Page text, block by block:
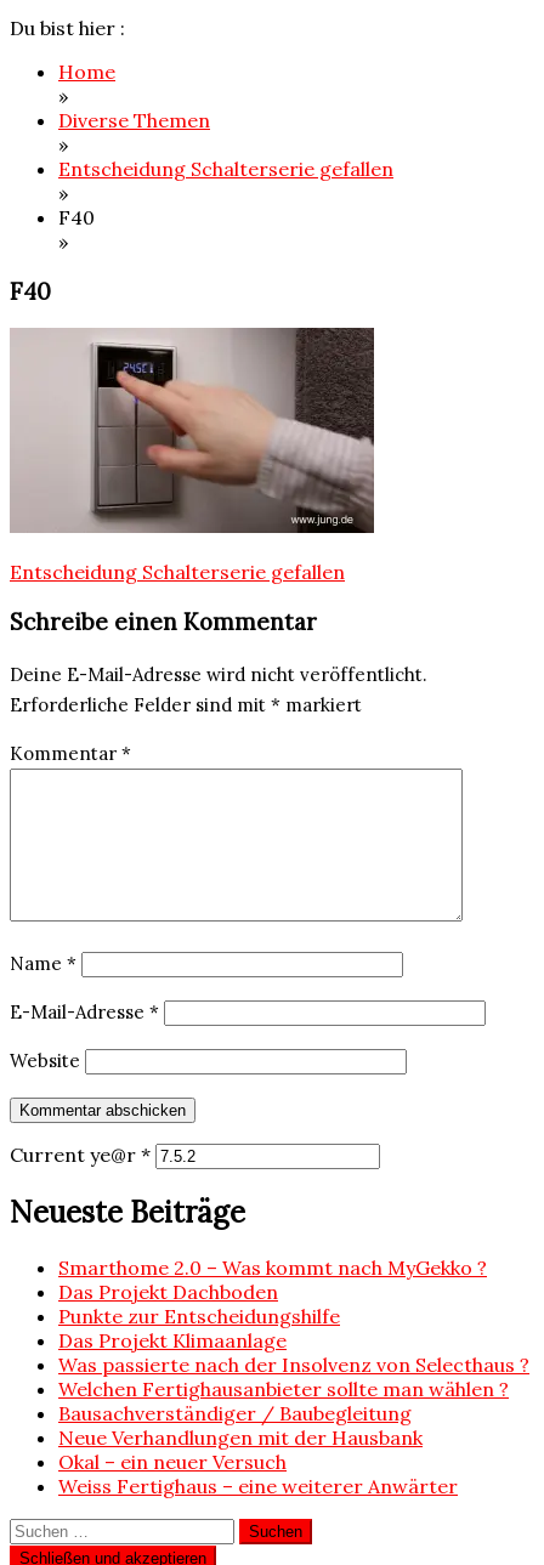
Du bist hier :
Home
»
Diverse Themen
»
Entscheidung Schalterserie gefallen
»
F40
»
F40
Beitragsnavigation
Entscheidung Schalterserie gefallen
Schreibe einen Kommentar
Deine E-Mail-Adresse wird nicht veröffentlicht.
Erforderliche Felder sind mit * markiert
Kommentar *
Name *
E-Mail-Adresse *
Website
Current ye@r *
Neueste Beiträge
Smarthome 2.0 – Was kommt nach MyGekko ?
Das Projekt Dachboden
Punkte zur Entscheidungshilfe
Das Projekt Klimaanlage
Was passierte nach der Insolvenz von Selecthaus ?
Welchen Fertighausanbieter sollte man wählen ?
Bausachverständiger / Baubegleitung
Neue Verhandlungen mit der Hausbank
Okal – ein neuer Versuch
Weiss Fertighaus – eine weiterer Anwärter
Suchen
nach: